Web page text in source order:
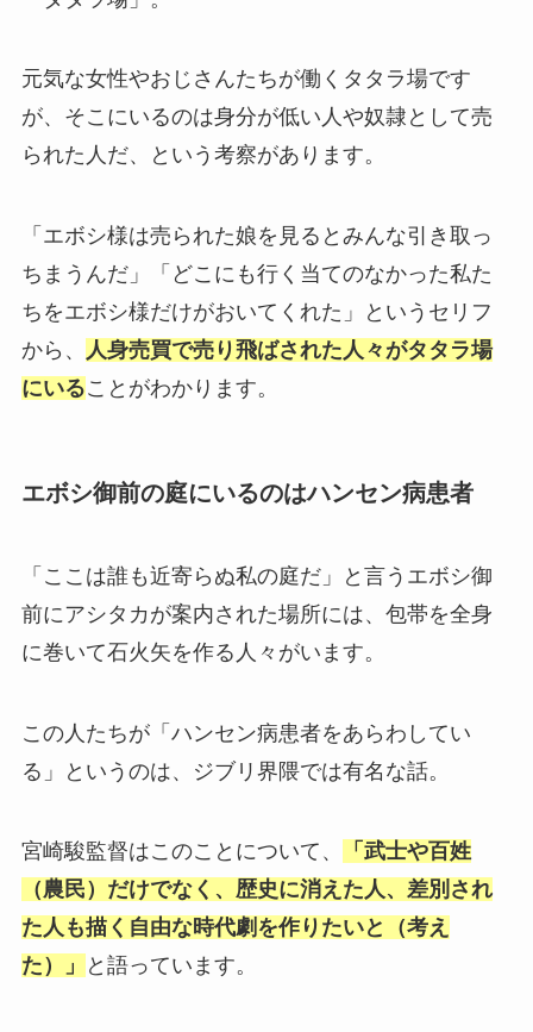
元気な女性やおじさんたちが働くタタラ場です
が、そこにいるのは身分が低い人や奴隷として売
られた人だ、という考察があります。
「エボシ様は売られた娘を見るとみんな引き取っ
ちまうんだ」「どこにも行く当てのなかった私た
ちをエボシ様だけがおいてくれた」というセリフ
から、
人身売買で売り飛ばされた人々がタタラ場
にいることがわかります。
エボシ御前の庭にいるのはハンセン病患者
「ここは誰も近寄らぬ私の庭だ」と言うエボシ御
前にアシタカが案内された場所には、包帯を全身
に巻いて石火矢を作る人々がいます。
この人たちが「ハンセン病患者をあらわしてい
る」というのは、ジブリ界隈では有名な話。
宮崎駿監督はこのことについて、
「武士や百姓
（農民）だけでなく、歴史に消えた人、差別され
た人も描く自由な時代劇を作りたいと（考え
た）」
と語っています。